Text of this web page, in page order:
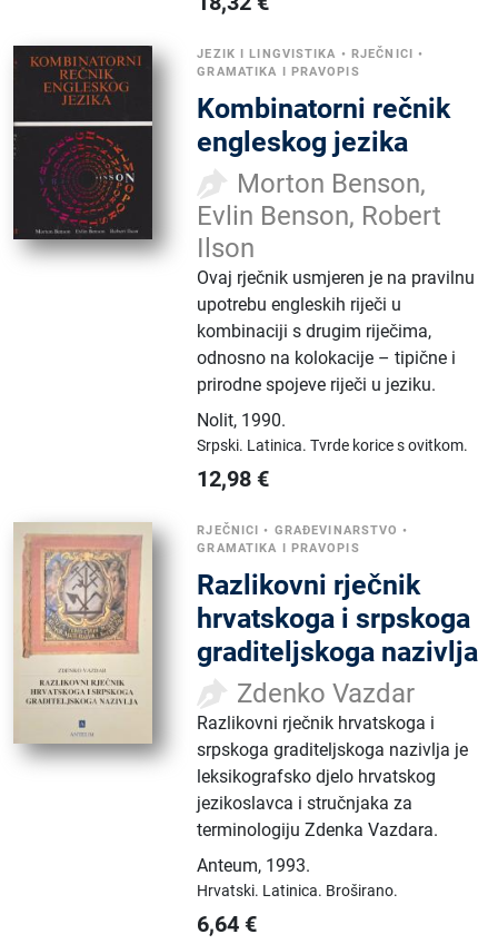
JEZIK I LINGVISTIKA • RJEČNICI •
GRAMATIKA I PRAVOPIS
Kombinatorni rečnik
engleskog jezika
Morton Benson,
Evlin Benson, Robert
Ilson
Ovaj rječnik usmjeren je na pravilnu
upotrebu engleskih riječi u
kombinaciji s drugim riječima,
odnosno na kolokacije – tipične i
prirodne spojeve riječi u jeziku.
Nolit, 1990.
Srpski. Latinica.Tvrde korice s ovitkom.
12,98 €
RJEČNICI • GRAĐEVINARSTVO •
GRAMATIKA I PRAVOPIS
Razlikovni rječnik
hrvatskoga i srpskoga
graditeljskoga nazivlja
Zdenko Vazdar
Razlikovni rječnik hrvatskoga i
srpskoga graditeljskoga nazivlja je
leksikografsko djelo hrvatskog
jezikoslavca i stručnjaka za
terminologiju Zdenka Vazdara.
Anteum, 1993.
Hrvatski. Latinica. Broširano.
6,64 €